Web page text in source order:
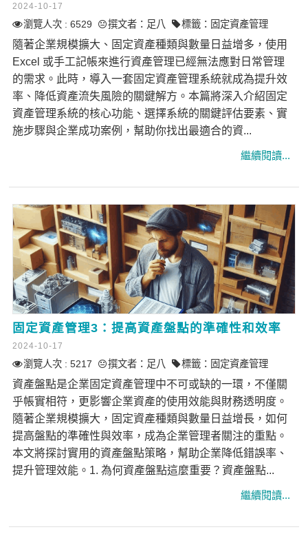
2024-10-17
瀏覽人次 : 6529 撰文者： 足八 標籤： 固定資產管理
隨著企業規模擴大、固定資產種類與數量日益增多，使用
Excel 或手工記帳來進行資產管理已經無法應對日常管理
的需求。此時，導入一套固定資產管理系統就成為提升效
率、降低資產流失風險的關鍵解方。本篇將深入介紹固定
資產管理系統的核心功能、選擇系統的關鍵評估要素、實
施步驟與企業成功案例，幫助你找出最適合的資...
固定資產管理3：提高資產盤點的準確性和效率
2024-10-17
瀏覽人次 : 5217 撰文者： 足八 標籤： 固定資產管理
資產盤點是企業固定資產管理中不可或缺的一環，不僅關
乎帳實相符，更影響企業資產的使用效能與財務透明度。
隨著企業規模擴大，固定資產種類與數量日益增長，如何
提高盤點的準確性與效率，成為企業管理者關注的重點。
本文將探討實用的資產盤點策略，幫助企業降低錯誤率、
提升管理效能。1. 為何資產盤點這麼重要？資產盤點...